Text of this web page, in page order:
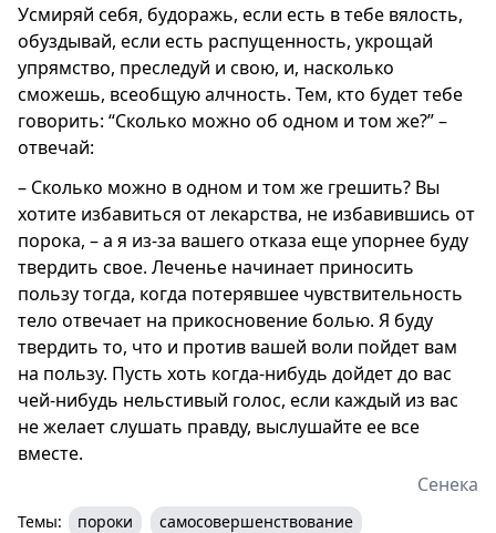
Усмиряй себя, будоражь, если есть в тебе вялость,
обуздывай, если есть распущенность, укрощай
упрямство, преследуй и свою, и, насколько
сможешь, всеобщую алчность. Тем, кто будет тебе
говорить: “Сколько можно об одном и том же?” –
отвечай:
– Сколько можно в одном и том же грешить? Вы
хотите избавиться от лекарства, не избавившись от
порока, – а я из-за вашего отказа еще упорнее буду
твердить свое. Леченье начинает приносить
пользу тогда, когда потерявшее чувствительность
тело отвечает на прикосновение болью. Я буду
твердить то, что и против вашей воли пойдет вам
на пользу. Пусть хоть когда-нибудь дойдет до вас
чей-нибудь нельстивый голос, если каждый из вас
не желает слушать правду, выслушайте ее все
вместе.
Сенека
Темы: пороки
самосовершенствование